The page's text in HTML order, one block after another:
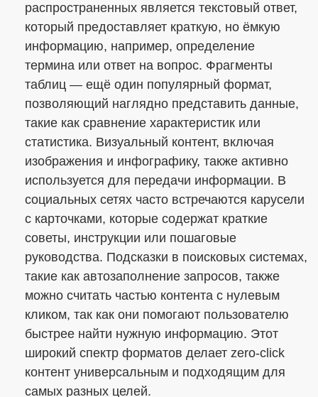
распространенных является текстовый ответ,
который предоставляет краткую, но ёмкую
информацию, например, определение
термина или ответ на вопрос. Фрагменты
таблиц — ещё один популярный формат,
позволяющий наглядно представить данные,
такие как сравнение характеристик или
статистика. Визуальный контент, включая
изображения и инфографику, также активно
используется для передачи информации. В
социальных сетях часто встречаются карусели
с карточками, которые содержат краткие
советы, инструкции или пошаговые
руководства. Подсказки в поисковых системах,
такие как автозаполнение запросов, также
можно считать частью контента с нулевым
кликом, так как они помогают пользователю
быстрее найти нужную информацию. Этот
широкий спектр форматов делает zero-click
контент универсальным и подходящим для
самых разных целей.